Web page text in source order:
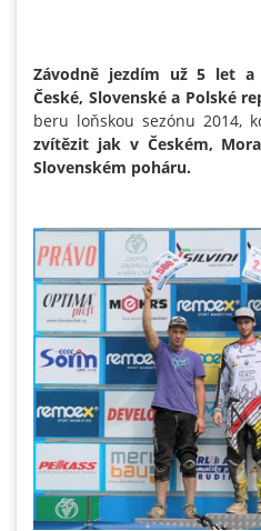
Závodně jezdím už 5 let a
České, Slovenské a Polské
beru loňskou sezónu 2014,
zvítězit jak v Českém,
Slovenském poháru.